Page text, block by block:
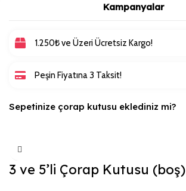
Kampanyalar
1.250₺ ve Üzeri Ücretsiz Kargo!
Peşin Fiyatına 3 Taksit!
Sepetinize çorap kutusu eklediniz mi?
3 ve 5’li Çorap Kutusu (boş)